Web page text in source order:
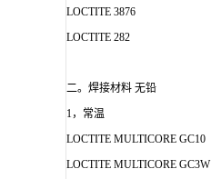
LOCTITE 3876
LOCTITE 282
二。焊接材料 无铅
1，常温
LOCTITE MULTICORE GC10
LOCTITE MULTICORE GC3W